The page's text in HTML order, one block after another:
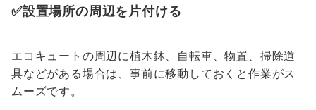
✅設置場所の周辺を片付ける
エコキュートの周辺に植木鉢、自転車、物置、掃除道
具などがある場合は、事前に移動しておくと作業がス
ムーズです。